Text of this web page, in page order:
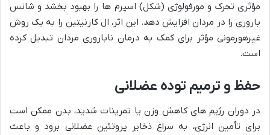
مؤثری تحرک و مورفولوژی (شکل) اسپرم ها را بهبود بخشد و شانس
باروری را در مردان افزایش دهد. این اثر، ال کارنیتین را به یک روش
غیرهورمونی مؤثر برای کمک به درمان ناباروری مردان تبدیل کرده
است.
حفظ و ترمیم توده عضلانی
در دوران رژیم های کاهش وزن یا تمرینات شدید، بدن ممکن است
برای تأمین انرژی، به سراغ ذخایر پروتئین عضلانی برود و باعث